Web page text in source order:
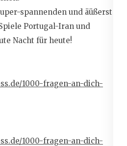
spannenden und äüßerst
Portugal-Iran und
Nacht für heute!
1000-fragen-an-dich-
1000-fragen-an-dich-